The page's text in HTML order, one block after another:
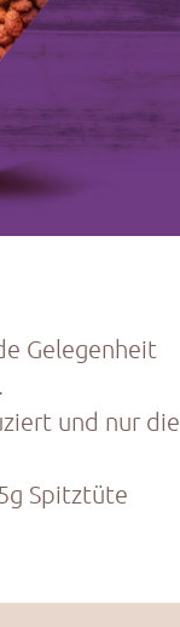
Gelegenheit
und nur die
Spitztüte